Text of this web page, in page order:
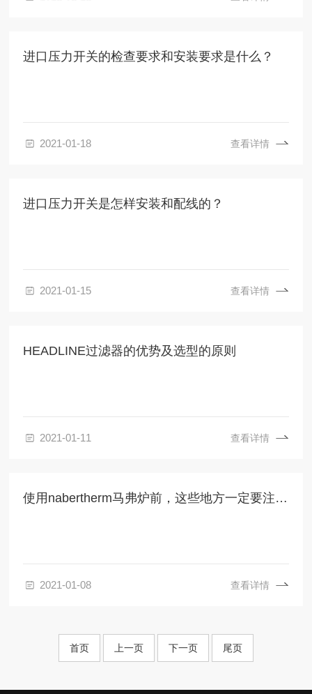
进口压力开关的检查要求和安装要求是什么？
2021-01-18 查看详情
进口压力开关是怎样安装和配线的？
2021-01-15 查看详情
HEADLINE过滤器的优势及选型的原则
2021-01-11 查看详情
使用nabertherm马弗炉前，这些地方一定要注意！
2021-01-08 查看详情
首页 上一页 下一页 尾页